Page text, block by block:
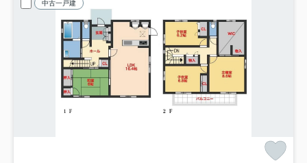
中古一戸建